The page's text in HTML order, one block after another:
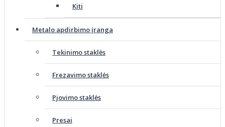
Kiti
Metalo apdirbimo įranga
Tekinimo staklės
Frezavimo staklės
Pjovimo staklės
Presai